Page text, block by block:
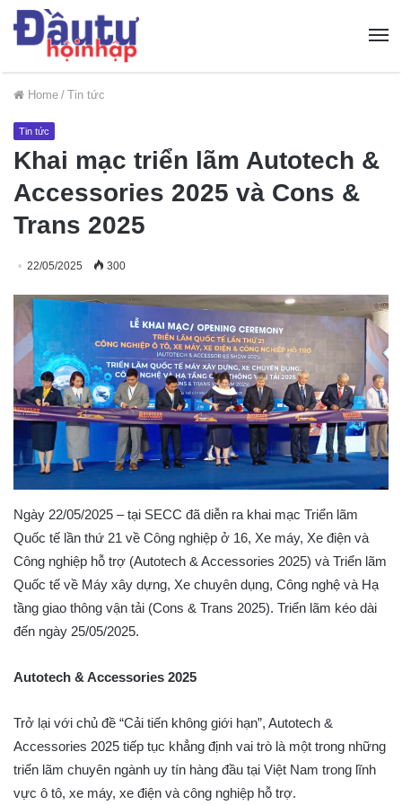
Home / Tin tức
Tin tức
Khai mạc triển lãm Autotech &
Accessories 2025 và Cons &
Trans 2025
22/05/2025 300
Ngày 22/05/2025 – tại SECC đã diễn ra khai mạc Triển lãm
Quốc tế lần thứ 21 về Công nghiệp ở 16, Xe máy, Xe điện và
Công nghiệp hỗ trợ (Autotech & Accessories 2025) và Triển lãm
Quốc tế về Máy xây dựng, Xe chuyên dụng, Công nghệ và Hạ
tầng giao thông vận tải (Cons & Trans 2025). Triển lãm kéo dài
đến ngày 25/05/2025.
Autotech & Accessories 2025
Trở lại với chủ đề “Cải tiến không giới hạn”, Autotech &
Accessories 2025 tiếp tục khẳng định vai trò là một trong những
triển lãm chuyên ngành uy tín hàng đầu tại Việt Nam trong lĩnh
vực ô tô, xe máy, xe điện và công nghiệp hỗ trợ.